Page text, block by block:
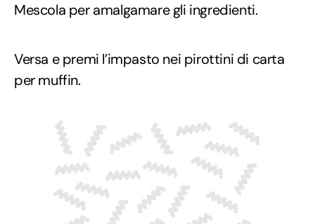
Mescola per amalgamare gli ingredienti.
Versa e premi l’impasto nei pirottini di carta
per muffin.